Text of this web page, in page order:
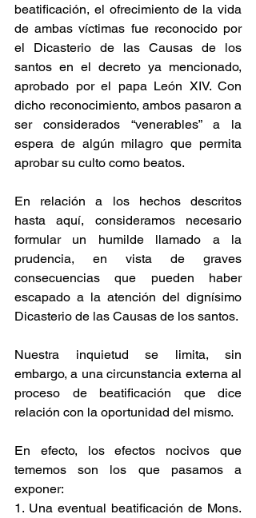
beatificación, el ofrecimiento de la vida
de ambas víctimas fue reconocido por
el Dicasterio de las Causas de los
santos en el decreto ya mencionado,
aprobado por el papa León XIV. Con
dicho reconocimiento, ambos pasaron a
ser considerados “venerables” a la
espera de algún milagro que permita
aprobar su culto como beatos.
En relación a los hechos descritos
hasta aquí, consideramos necesario
formular un humilde llamado a la
prudencia, en vista de graves
consecuencias que pueden haber
escapado a la atención del dignísimo
Dicasterio de las Causas de los santos.
Nuestra inquietud se limita, sin
embargo, a una circunstancia externa al
proceso de beatificación que dice
relación con la oportunidad del mismo.
En efecto, los efectos nocivos que
tememos son los que pasamos a
exponer:
1. Una eventual beatificación de Mons.